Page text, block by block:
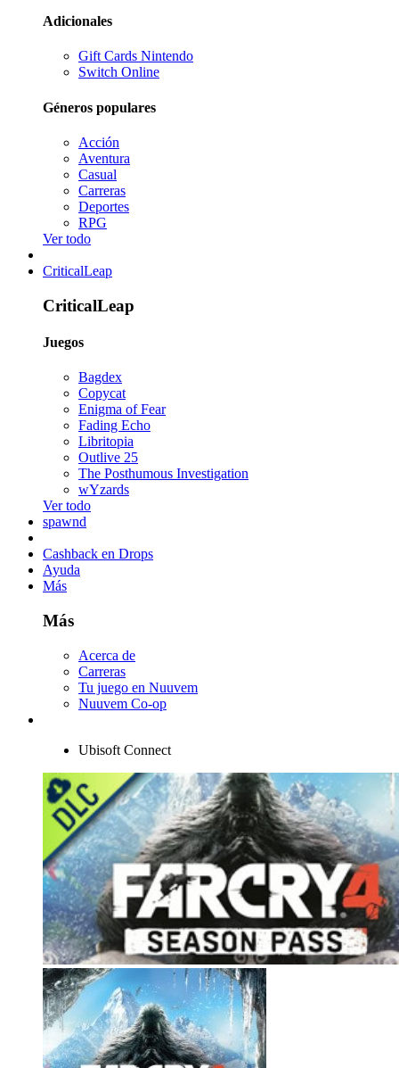
Adicionales
Gift Cards Nintendo
Switch Online
Géneros populares
Acción
Aventura
Casual
Carreras
Deportes
RPG
Ver todo
CriticalLeap
CriticalLeap
Juegos
Bagdex
Copycat
Enigma of Fear
Fading Echo
Libritopia
Outlive 25
The Posthumous Investigation
wYzards
Ver todo
spawnd
Cashback en Drops
Ayuda
Más
Más
Acerca de
Carreras
Tu juego en Nuuvem
Nuuvem Co-op
Ubisoft Connect